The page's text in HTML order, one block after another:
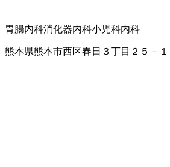
胃腸内科消化器内科小児科内科
熊本県熊本市西区春日３丁目２５－１